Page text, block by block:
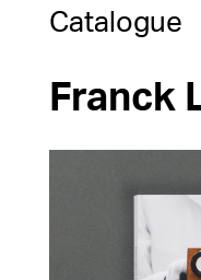
Catalogue
Franck